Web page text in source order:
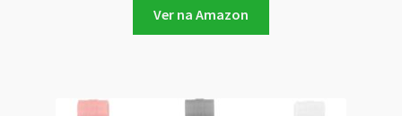
Ver na Amazon